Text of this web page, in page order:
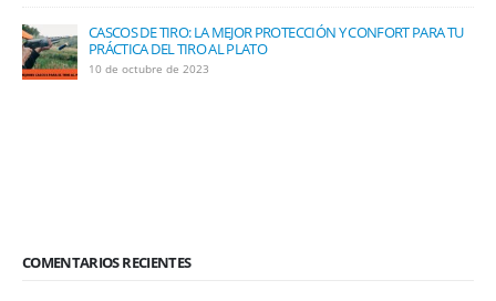
CASCOS DE TIRO: LA MEJOR PROTECCIÓN Y CONFORT PARA TU
PRÁCTICA DEL TIRO AL PLATO
10 de octubre de 2023
COMENTARIOS RECIENTES